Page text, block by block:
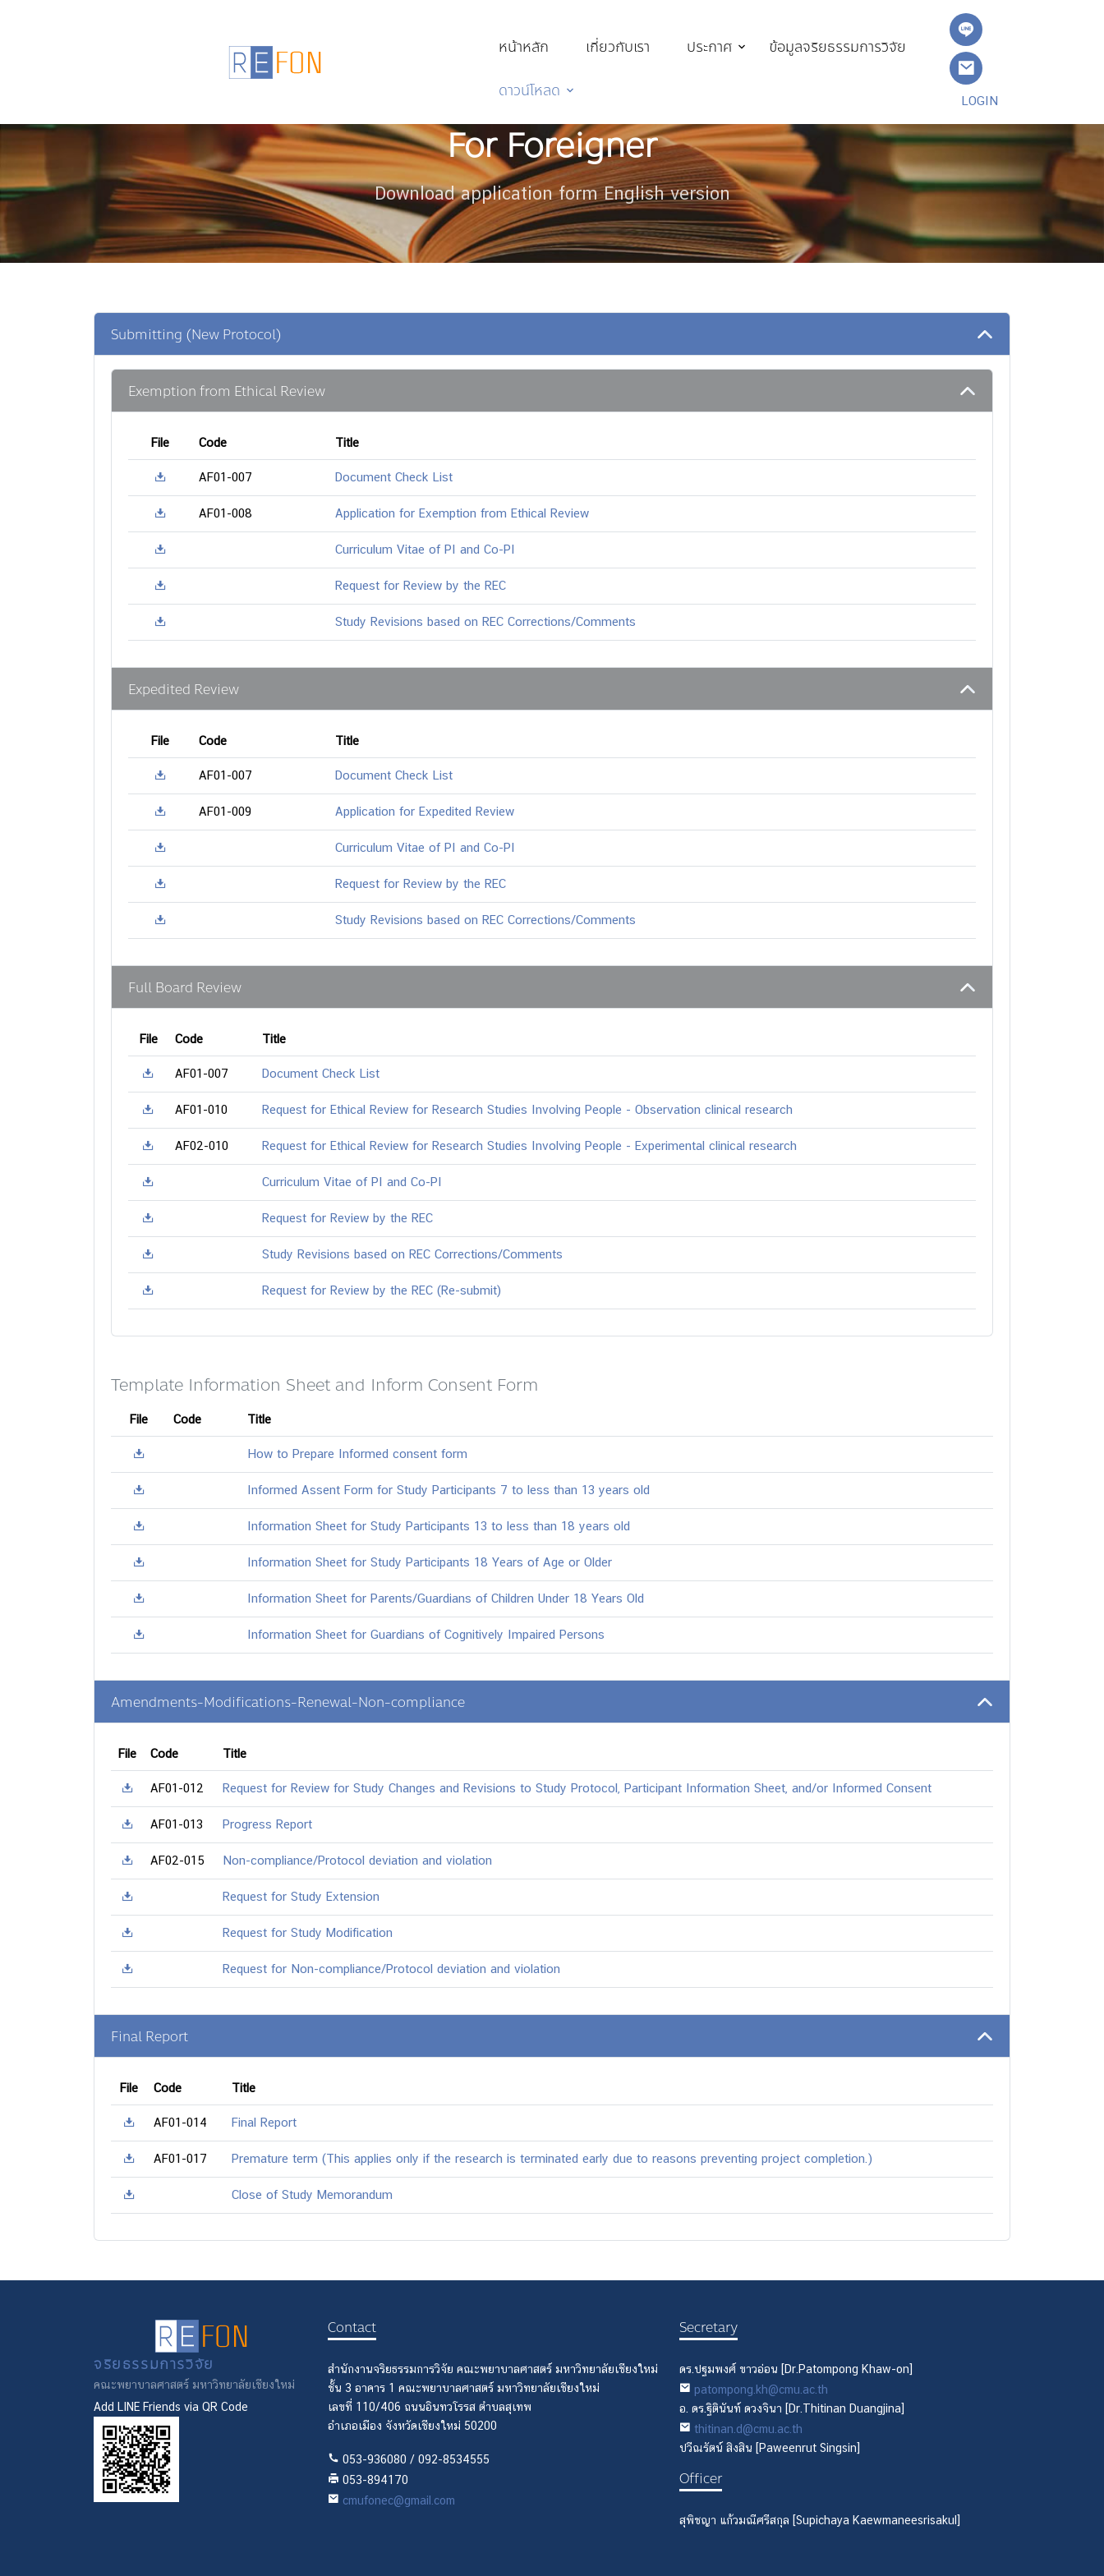
หน้าหลัก เกี่ยวกับเรา ประกาศ ข้อมูลจริยธรรมการวิจัย
ดาวน์โหลด LOGIN
For Foreigner
Download application form English version
Submitting (New Protocol)
Exemption from Ethical Review
File Code Title
AF01-007 Document Check List
AF01-008 Application for Exemption from Ethical Review
Curriculum Vitae of PI and Co-PI
Request for Review by the REC
Study Revisions based on REC Corrections/Comments
Expedited Review
File Code Title
AF01-007 Document Check List
AF01-009 Application for Expedited Review
Curriculum Vitae of PI and Co-PI
Request for Review by the REC
Study Revisions based on REC Corrections/Comments
Full Board Review
File Code Title
AF01-007 Document Check List
AF01-010 Request for Ethical Review for Research Studies Involving People - Observation clinical research
AF02-010 Request for Ethical Review for Research Studies Involving People - Experimental clinical research
Curriculum Vitae of PI and Co-PI
Request for Review by the REC
Study Revisions based on REC Corrections/Comments
Request for Review by the REC (Re-submit)
Template Information Sheet and Inform Consent Form
File Code Title
How to Prepare Informed consent form
Informed Assent Form for Study Participants 7 to less than 13 years old
Information Sheet for Study Participants 13 to less than 18 years old
Information Sheet for Study Participants 18 Years of Age or Older
Information Sheet for Parents/Guardians of Children Under 18 Years Old
Information Sheet for Guardians of Cognitively Impaired Persons
Amendments-Modifications-Renewal-Non-compliance
File Code Title
AF01-012 Request for Review for Study Changes and Revisions to Study Protocol, Participant Information Sheet, and/or Informed Consent
AF01-013 Progress Report
AF02-015 Non-compliance/Protocol deviation and violation
Request for Study Extension
Request for Study Modification
Request for Non-compliance/Protocol deviation and violation
Final Report
File Code Title
AF01-014 Final Report
AF01-017 Premature term (This applies only if the research is terminated early due to reasons preventing project completion.)
Close of Study Memorandum
จริยธรรมการวิจัย
คณะพยาบาลศาสตร์ มหาวิทยาลัยเชียงใหม่
Add LINE Friends via QR Code
Contact
สำนักงานจริยธรรมการวิจัย คณะพยาบาลศาสตร์ มหาวิทยาลัยเชียงใหม่
ชั้น 3 อาคาร 1 คณะพยาบาลศาสตร์ มหาวิทยาลัยเชียงใหม่
เลขที่ 110/406 ถนนอินทวโรรส ตำบลสุเทพ
อำเภอเมือง จังหวัดเชียงใหม่ 50200
053-936080 / 092-8534555
053-894170
cmufonec@gmail.com
Secretary
ดร.ปฐมพงศ์ ขาวอ่อน [Dr.Patompong Khaw-on]
patompong.kh@cmu.ac.th
อ. ดร.ฐิตินันท์ ดวงจินา [Dr.Thitinan Duangjina]
thitinan.d@cmu.ac.th
ปวีณรัตน์ สิงสิน [Paweenrut Singsin]
Officer
สุพิชญา แก้วมณีศรีสกุล [Supichaya Kaewmaneesrisakul]